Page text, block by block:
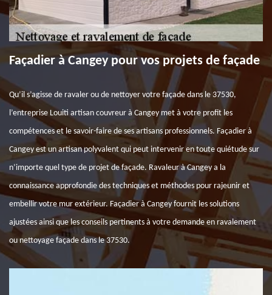
Façadier à Cangey pour vos projets de façade
Qu’il s’agisse de ravaler ou de nettoyer votre façade dans le 37530,
l’entreprise Louiti artisan couvreur à Cangey met à votre profit les
compétences et le savoir-faire de ses artisans professionnels. Façadier à
Cangey est un artisan polyvalent qui peut intervenir en toute quiétude sur
n’importe quel type de projet de façade. Ravaleur à Cangey a la
connaissance approfondie des techniques et méthodes pour rajeunir et
embellir votre mur extérieur. Façadier à Cangey fournit les solutions
ajustées ainsi que les conseils pertinents à votre demande en ravalement
ou nettoyage façade dans le 37530.